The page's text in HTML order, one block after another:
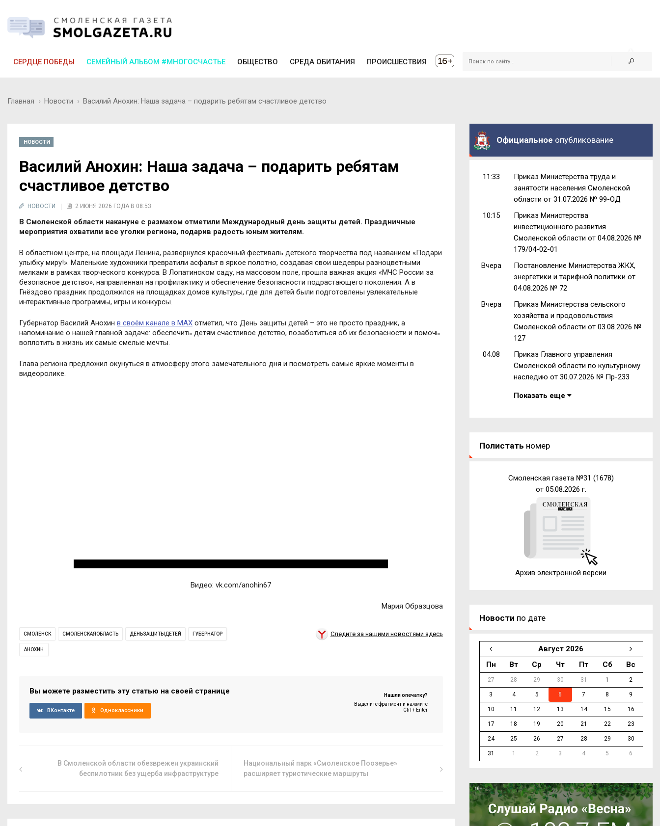
СЕРДЦЕ ПОБЕДЫ СЕМЕЙНЫЙ АЛЬБОМ #МНОГОСЧАСТЬЕ ОБЩЕСТВО СРЕДА ОБИТАНИЯ ПРОИСШЕСТВИЯ
Главная Новости Василий Анохин: Наша задача – подарить ребятам счастливое детство
НОВОСТИ
Василий Анохин: Наша задача – подарить ребятам
счастливое детство
НОВОСТИ 2 ИЮНЯ 2026 ГОДА В 08:53
В Смоленской области накануне с размахом отметили Международный день защиты детей. Праздничные
мероприятия охватили все уголки региона, подарив радость юным жителям.
В областном центре, на площади Ленина, развернулся красочный фестиваль детского творчества под названием «Подари
улыбку миру!». Маленькие художники превратили асфальт в яркое полотно, создавая свои шедевры разноцветными
мелками в рамках творческого конкурса. В Лопатинском саду, на массовом поле, прошла важная акция «МЧС России за
безопасное детство», направленная на профилактику и обеспечение безопасности подрастающего поколения. А в
Гнёздово праздник продолжился на площадках домов культуры, где для детей были подготовлены увлекательные
интерактивные программы, игры и конкурсы.
Губернатор Василий Анохин в своём канале в МАХ отметил, что День защиты детей – это не просто праздник, а
напоминание о нашей главной задаче: обеспечить детям счастливое детство, позаботиться об их безопасности и помочь
воплотить в жизнь их самые смелые мечты.
Глава региона предложил окунуться в атмосферу этого замечательного дня и посмотреть самые яркие моменты в
видеоролике.
Видео: vk.com/anohin67
Мария Образцова
СМОЛЕНСК СМОЛЕНСКАЯОБЛАСТЬ ДЕНЬЗАЩИТЫДЕТЕЙ ГУБЕРНАТОР
АНОХИН
Следите за нашими новостями здесь
Вы можете разместить эту статью на своей странице
ВКонтакте Одноклассники
Нашли опечатку?
Выделите фрагмент и нажмите
Ctrl + Enter
В Смоленской области обезврежен украинский
беспилотник без ущерба инфраструктуре
Национальный парк «Смоленское Поозерье»
расширяет туристические маршруты
Официальное опубликование
11:33
Приказ Министерства труда и
занятости населения Смоленской
области от 31.07.2026 № 99-ОД
10:15
Приказ Министерства
инвестиционного развития
Смоленской области от 04.08.2026 №
179/04-02-01
Вчера
Постановление Министерства ЖКХ,
энергетики и тарифной политики от
04.08.2026 № 72
Вчера
Приказ Министерства сельского
хозяйства и продовольствия
Смоленской области от 03.08.2026 №
127
04.08
Приказ Главного управления
Смоленской области по культурному
наследию от 30.07.2026 № Пр-233
Показать еще
Полистать номер
Смоленская газета №31 (1678)
от 05.08.2026 г.
Архив электронной версии
Новости по дате
Август 2026
Пн
Вт Ср Чт Пт Сб Вс
27 28 29 30 31 1 2
3 4 5 6 7 8 9
10 11 12 13 14 15 16
17 18 19 20 21 22 23
24 25 26 27 28 29 30
31 1 2 3 4 5 6